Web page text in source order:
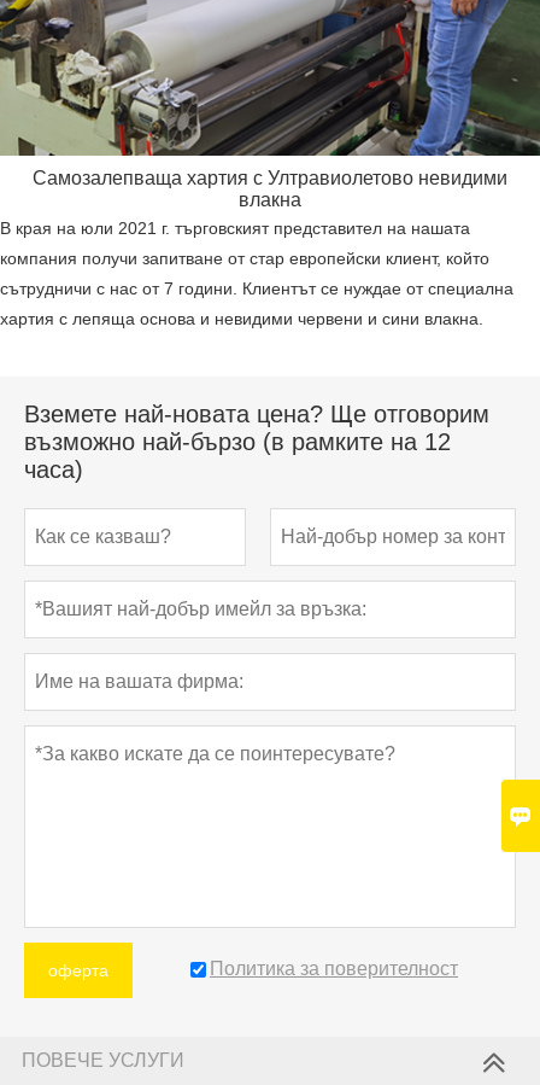
Самозалепваща хартия с Ултравиолетово невидими
влакна
В края на юли 2021 г. търговският представител на нашата
компания получи запитване от стар европейски клиент, който
сътрудничи с нас от 7 години. Клиентът се нуждае от специална
хартия с лепяща основа и невидими червени и сини влакна.
Вземете най-новата цена? Ще отговорим
възможно най-бързо (в рамките на 12
часа)
оферта Политика за поверителност
ПОВЕЧЕ УСЛУГИ
